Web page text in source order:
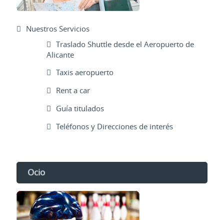
Nuestros Servicios
Traslado Shuttle desde el Aeropuerto de
Alicante
Taxis aeropuerto
Rent a car
Guía titulados
Teléfonos y Direcciones de interés
Ocio